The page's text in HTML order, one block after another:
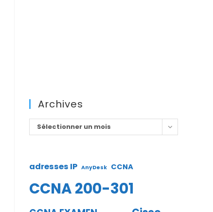
Archives
Archives
Sélectionner un mois
adresses IP AnyDesk CCNA
CCNA 200-301